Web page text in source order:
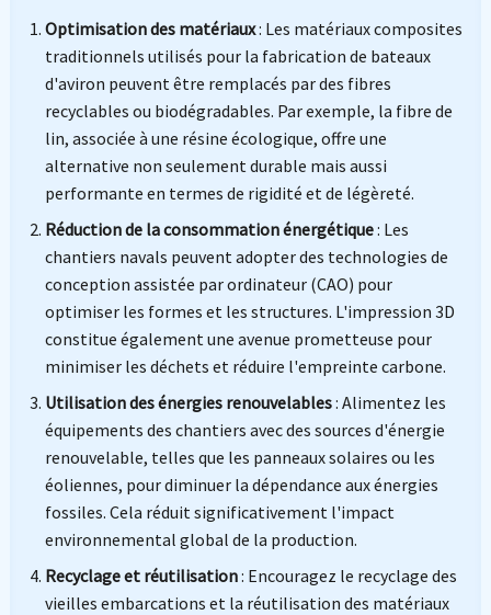
Optimisation des matériaux: Les matériaux composites
traditionnels utilisés pour la fabrication de bateaux
d'aviron peuvent être remplacés par des fibres
recyclables ou biodégradables. Par exemple, la fibre de
lin, associée à une résine écologique, offre une
alternative non seulement durable mais aussi
performante en termes de rigidité et de légèreté.
Réduction de la consommation énergétique: Les
chantiers navals peuvent adopter des technologies de
conception assistée par ordinateur (CAO) pour
optimiser les formes et les structures. L'impression 3D
constitue également une avenue prometteuse pour
minimiser les déchets et réduire l'empreinte carbone.
Utilisation des énergies renouvelables: Alimentez les
équipements des chantiers avec des sources d'énergie
renouvelable, telles que les panneaux solaires ou les
éoliennes, pour diminuer la dépendance aux énergies
fossiles. Cela réduit significativement l'impact
environnemental global de la production.
Recyclage et réutilisation: Encouragez le recyclage des
vieilles embarcations et la réutilisation des matériaux